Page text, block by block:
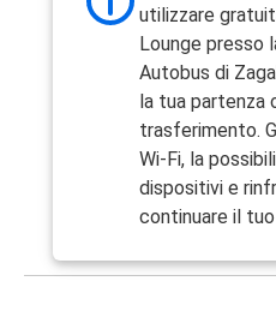
utilizzare
Lounge presso
Autobus di
la tua partenza
trasferimento.
Wi-Fi, la
dispositivi e
continuare il